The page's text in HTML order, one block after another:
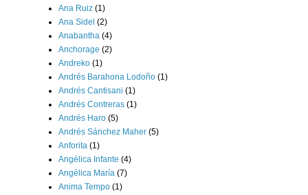
Ana Ruiz (1)
Ana Sidel (2)
Anabantha (4)
Anchorage (2)
Andreko (1)
Andrés Barahona Lodoño (1)
Andrés Cantisani (1)
Andrés Contreras (1)
Andrés Haro (5)
Andrés Sánchez Maher (5)
Anforita (1)
Angélica Infante (4)
Angélica María (7)
Anima Tempo (1)